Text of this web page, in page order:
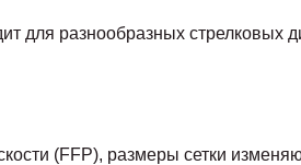
для разнообразных стрелковых
(FFP), размеры сетки